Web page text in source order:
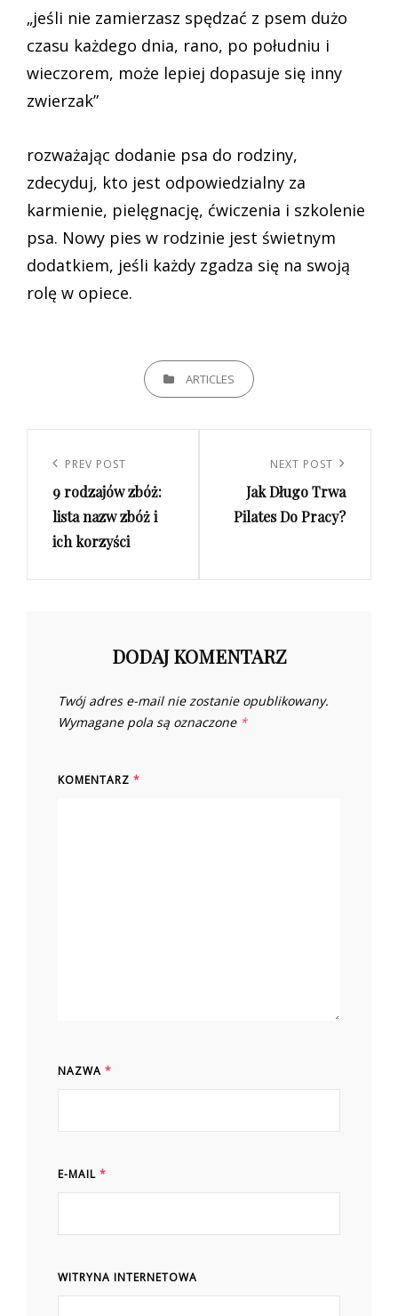
„jeśli nie zamierzasz spędzać z psem dużo
czasu każdego dnia, rano, po południu i
wieczorem, może lepiej dopasuje się inny
zwierzak”
rozważając dodanie psa do rodziny,
zdecyduj, kto jest odpowiedzialny za
karmienie, pielęgnację, ćwiczenia i szkolenie
psa. Nowy pies w rodzinie jest świetnym
dodatkiem, jeśli każdy zgadza się na swoją
rolę w opiece.
CATEGORIESARTICLES
wpisu
Previous
Post
PREV POST
9 rodzajów zbóż:
lista nazw zbóż i
ich korzyści
Post
NEXT POST
Jak Długo Trwa
Pilates Do Pracy?
DODAJ KOMENTARZ
Twój adres e-mail nie zostanie opublikowany.
Wymagane pola są oznaczone *
KOMENTARZ *
NAZWA *
E-MAIL *
WITRYNA INTERNETOWA